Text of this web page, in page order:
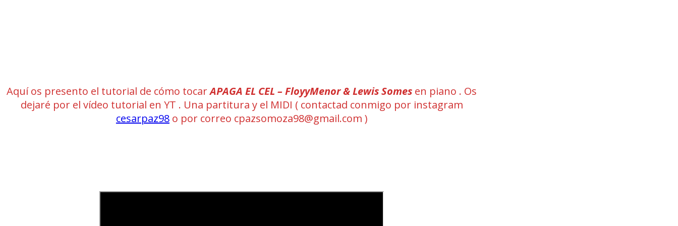
Aquí os presento el tutorial de cómo tocarAPAGA EL CEL – FloyyMenor & Lewis Somes en piano . Os
dejaré por el vídeo tutorial en YT . Una partitura y el MIDI ( contactad conmigo por instagram
cesarpaz98o por correo cpazsomoza98@gmail.com )